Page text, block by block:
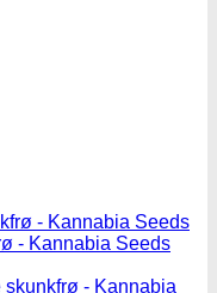
- Kannabia Seeds